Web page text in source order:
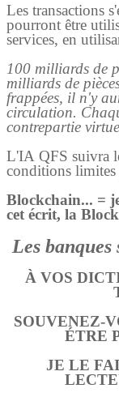
Les transactions
pourront être
services, en
100 milliards de
milliards de
frappées, il n'y
circulation.
contrepartie
L'IA QFS suivra
conditions limites
Blockchain... =
cet écrit, la
Les
À VOS
SOUVENEZ-
ÉTRE
JE LE